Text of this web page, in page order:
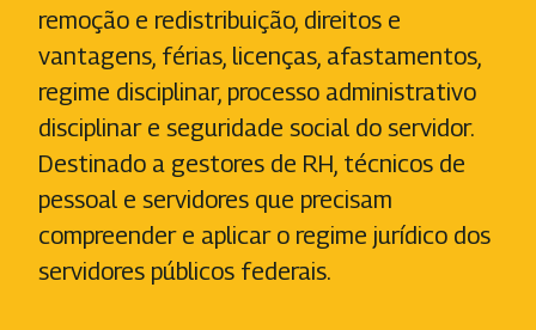
remoção e redistribuição, direitos e
vantagens, férias, licenças, afastamentos,
regime disciplinar, processo administrativo
disciplinar e seguridade social do servidor.
Destinado a gestores de RH, técnicos de
pessoal e servidores que precisam
compreender e aplicar o regime jurídico dos
servidores públicos federais.